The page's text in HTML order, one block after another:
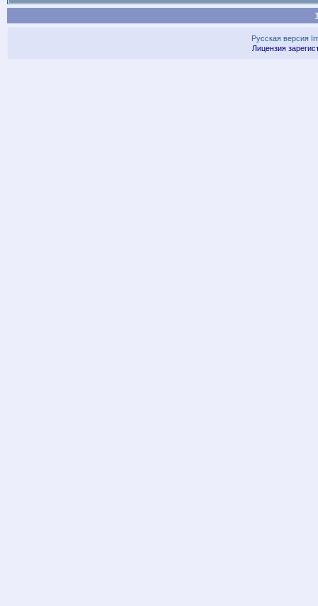
Русская версия
Лицензия